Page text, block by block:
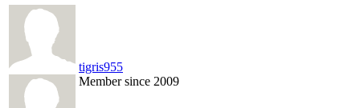
tigris955
Member since 2009